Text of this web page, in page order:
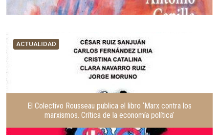
ACTUALIDAD
El Colectivo Rousseau publica el libro ‘Marx contra los
marxismos. Crítica de la economía política’